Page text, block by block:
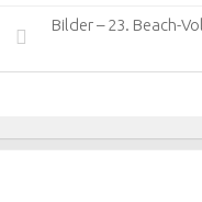
Bilder – 23. Beach-